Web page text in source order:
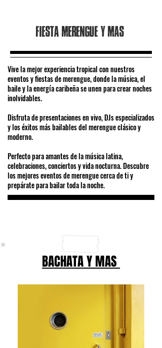
Fiesta merengue y mas
Vive la mejor experiencia tropical con nuestros
eventos y fiestas de merengue, donde la música, el
baile y la energía caribeña se unen para crear noches
inolvidables.
Disfruta de presentaciones en vivo, DJs especializados
y los éxitos más bailables del merengue clásico y
moderno.
Perfecto para amantes de la música latina,
celebraciones, conciertos y vida nocturna. Descubre
los mejores eventos de merengue cerca de ti y
prepárate para bailar toda la noche.
BACHATA Y MAS